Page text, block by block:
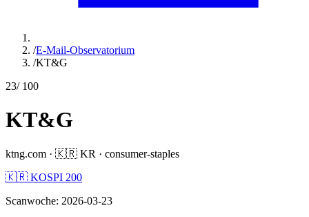
/E-Mail-Observatorium
/KT&G
23/ 100
KT&G
ktng.com · 🇰🇷 KR · consumer-staples
🇰🇷 KOSPI 200
Scanwoche: 2026-03-23